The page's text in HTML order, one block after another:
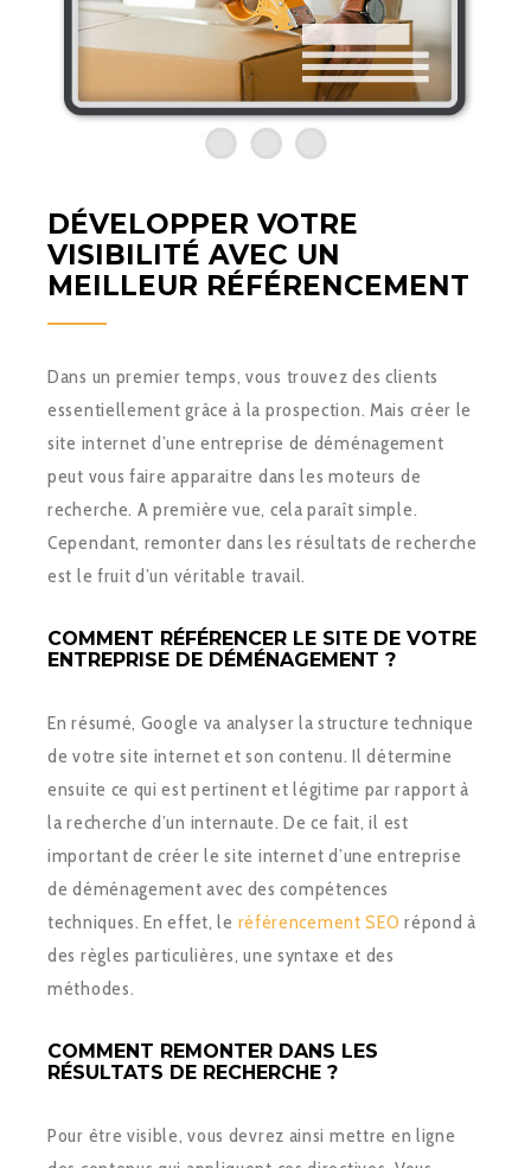
DÉVELOPPER VOTRE
VISIBILITÉ AVEC UN
MEILLEUR RÉFÉRENCEMENT
Dans un premier temps, vous trouvez des clients
essentiellement grâce à la prospection. Mais créer le
site internet d’une entreprise de déménagement
peut vous faire apparaitre dans les moteurs de
recherche. A première vue, cela paraît simple.
Cependant, remonter dans les résultats de recherche
est le fruit d’un véritable travail.
COMMENT RÉFÉRENCER LE SITE DE VOTRE
ENTREPRISE DE DÉMÉNAGEMENT ?
En résumé, Google va analyser la structure technique
de votre site internet et son contenu. Il détermine
ensuite ce qui est pertinent et légitime par rapport à
la recherche d’un internaute. De ce fait, il est
important de créer le site internet d’une entreprise
de déménagement avec des compétences
techniques. En effet, le référencement SEO répond à
des règles particulières, une syntaxe et des
méthodes.
COMMENT REMONTER DANS LES
RÉSULTATS DE RECHERCHE ?
Pour être visible, vous devrez ainsi mettre en ligne